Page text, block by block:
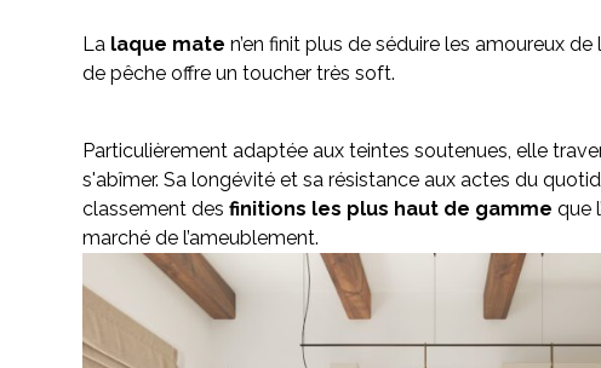
La laque mate n’en finit plus de séduire les amoureux
de pêche offre un toucher très soft.
Particulièrement adaptée aux teintes soutenues, elle
s'abîmer. Sa longévité et sa résistance aux actes du
classement des finitions les plus haut de gamme que
marché de l’ameublement.